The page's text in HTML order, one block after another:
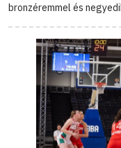
bronzéremmel és